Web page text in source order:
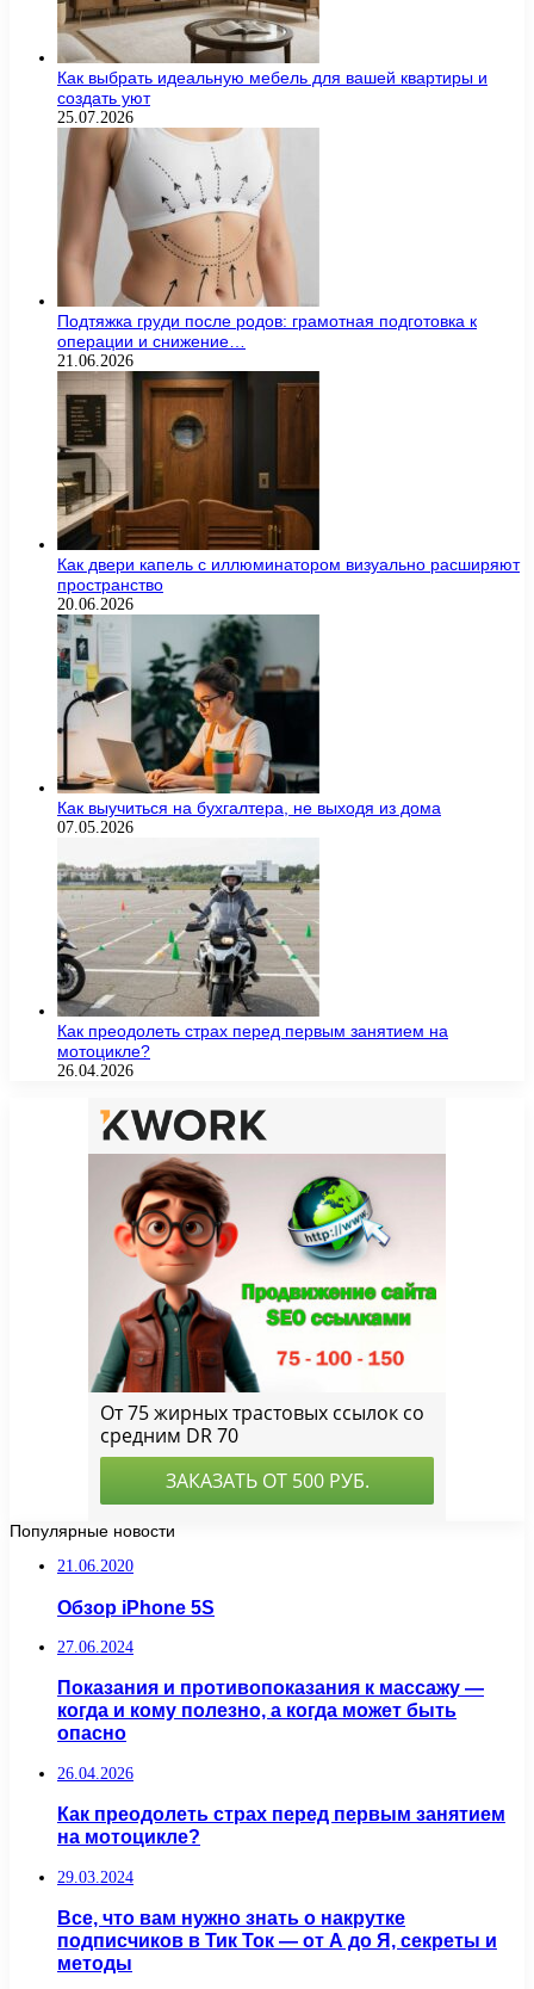
Как выбрать идеальную мебель для вашей квартиры и
создать уют
25.07.2026
Подтяжка груди после родов: грамотная подготовка к
операции и снижение…
21.06.2026
Как двери капель с иллюминатором визуально расширяют
пространство
20.06.2026
Как выучиться на бухгалтера, не выходя из дома
07.05.2026
Как преодолеть страх перед первым занятием на
мотоцикле?
26.04.2026
Популярные новости
21.06.2020
Обзор iPhone 5S
27.06.2024
Показания и противопоказания к массажу —
когда и кому полезно, а когда может быть
опасно
26.04.2026
Как преодолеть страх перед первым занятием
на мотоцикле?
29.03.2024
Все, что вам нужно знать о накрутке
подписчиков в Тик Ток — от А до Я, секреты и
методы